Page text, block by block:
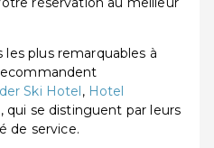
plus remarquables à
Ski Hotel, Hotel
, qui se distinguent par leurs
de service.